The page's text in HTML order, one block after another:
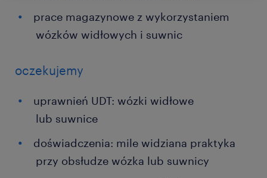
prace magazynowe z wykorzystaniem
wózków widłowych i suwnic
oczekujemy
uprawnień UDT: wózki widłowe
lub suwnice
doświadczenia: mile widziana praktyka
przy obsłudze wózka lub suwnicy